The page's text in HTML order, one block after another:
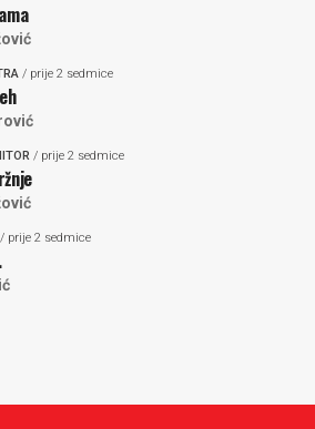
/ prije 2 sedmice
/ prije 2 sedmice
prije 2 sedmice